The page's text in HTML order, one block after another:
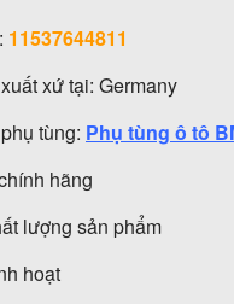
11537644811
xứ tại: Germany
tùng: Phụ tùng ô tô
hãng
lượng sản phẩm
hoạt